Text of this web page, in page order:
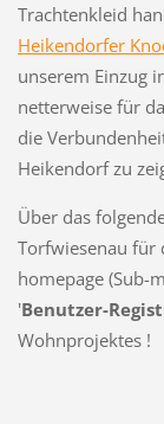
Trachtenkleid
Heikendorfer
unserem Einzug
netterweise für
die
Heikendorf zu
Über das
Torfwiesenau für
homepage (Sub-
'Benutzer-
Wohnprojektes !